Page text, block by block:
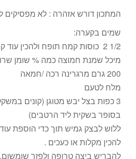
המתכון דורש אזהרה : לא מפסיקים
שמים בקערה:
1/2 2 כוסות קמח תופח ולהכין עוד קמח לזמן לישה.
מיכל שמנת חמוצה כמה % שומן
200 גרם מרגרינה רכה /חמאה
מלח לטעם
3 כפות בצל יבש מטוגן (קונים
בסופר בשקית ליד הרטבים)
ללוש לבצק גמיש תוך כדי הוספת
להכין מקלות או כעכים .
להבריש ביצה טרופה ולפזר שומשום.